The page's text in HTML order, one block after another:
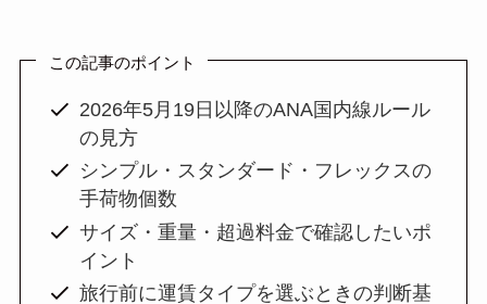
この記事のポイント
2026年5月19日以降のANA国内線ルール
の見方
シンプル・スタンダード・フレックスの
手荷物個数
サイズ・重量・超過料金で確認したいポ
イント
旅行前に運賃タイプを選ぶときの判断基